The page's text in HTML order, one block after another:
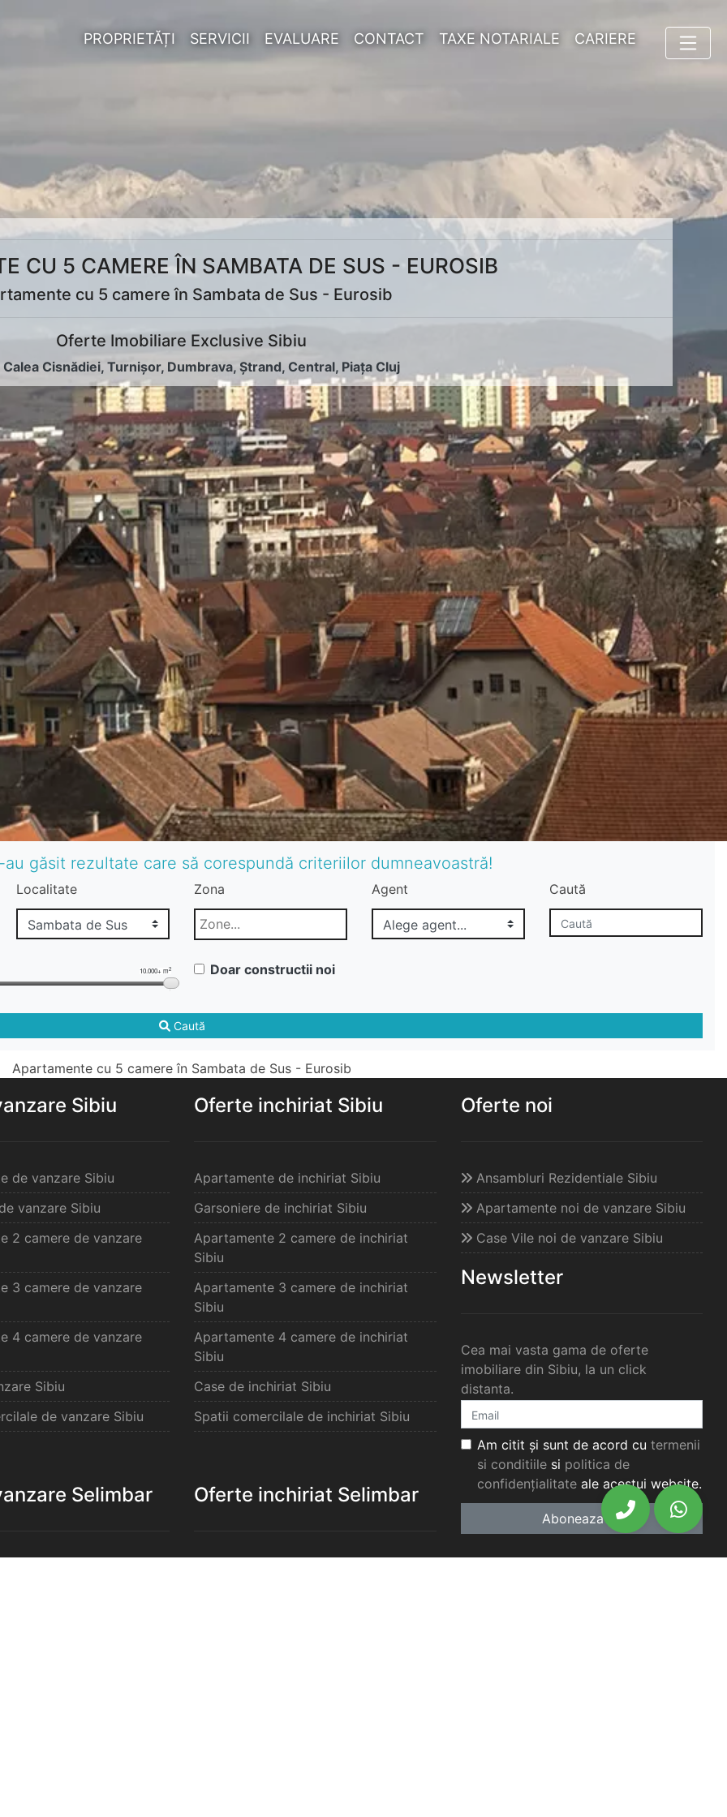
PROPRIETĂȚI SERVICII EVALUARE CONTACT TAXE NOTARIALE CARIERE
CU 5 CAMERE ÎN SAMBATA DE SUS - EUROSIB
cu 5 camere în Sambata de Sus - Eurosib
Oferte Imobiliare Exclusive Sibiu
Calea Cisnădiei,Turnișor, Dumbrava,Ștrand,Central, Piața Cluj
găsit rezultate care să corespundă criteriilor dumneavoastră!
Localitate Zona Agent Caută
10.000+ m2 Doar constructii noi
Caută
Apartamente cu 5 camere în Sambata de Sus - Eurosib
Sibiu
de vanzare Sibiu
vanzare Sibiu
2 camere de vanzare
3 camere de vanzare
4 camere de vanzare
Sibiu
de vanzare Sibiu
Selimbar
Oferte inchiriat Sibiu
Apartamente de inchiriat Sibiu
Garsoniere de inchiriat Sibiu
Apartamente 2 camere de inchiriat
Sibiu
Apartamente 3 camere de inchiriat
Sibiu
Apartamente 4 camere de inchiriat
Sibiu
Case de inchiriat Sibiu
Spatii comercilale de inchiriat Sibiu
Oferte inchiriat Selimbar
Oferte noi
Ansambluri Rezidentiale Sibiu
Apartamente noi de vanzare Sibiu
Case Vile noi de vanzare Sibiu
Newsletter
Cea mai vasta gama de oferte
imobiliare din Sibiu, la un click
distanta.
Am citit și sunt de acord cu termenii
si conditiilesi politica de
confidențialitateale acestui website.
Aboneaza-te